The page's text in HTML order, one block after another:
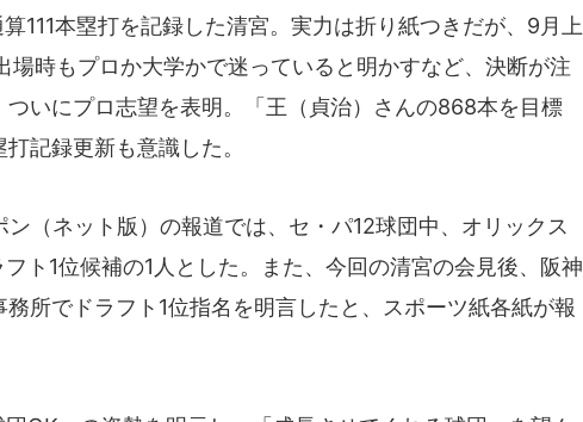
111本塁打を記録した清宮。実力は折り紙つきだが、9月上
場時もプロか大学かで迷っていると明かすなど、決断が注
ついにプロ志望を表明。「王（貞治）さんの868本を目標
記録更新も意識した。
（ネット版）の報道では、セ・パ12球団中、オリックス
ト1位候補の1人とした。また、今回の清宮の会見後、阪神
所でドラフト1位指名を明言したと、スポーツ紙各紙が報